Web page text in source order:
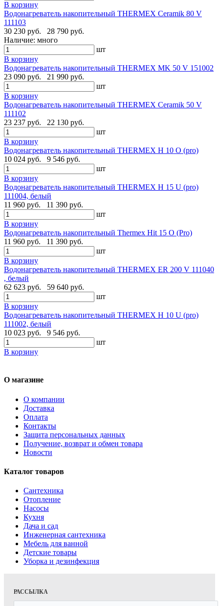
В корзину
Водонагреватель накопительный THERMEX Ceramik 80 V
111103
30 230 руб.
28 790 руб.
Наличие: много
шт
В корзину
Водонагреватель накопительный THERMEX MK 50 V 151002
23 090 руб.
21 990 руб.
шт
В корзину
Водонагреватель накопительный THERMEX Ceramik 50 V
111102
23 237 руб.
22 130 руб.
шт
В корзину
Водонагреватель накопительный THERMEX H 10 O (pro)
10 024 руб.
9 546 руб.
шт
В корзину
Водонагреватель накопительный THERMEX H 15 U (pro)
111004, белый
11 960 руб.
11 390 руб.
шт
В корзину
Водонагреватель накопительный Thermex Hit 15 O (Pro)
11 960 руб.
11 390 руб.
шт
В корзину
Водонагреватель накопительный THERMEX ER 200 V 111040
, белый
62 623 руб.
59 640 руб.
шт
В корзину
Водонагреватель накопительный THERMEX H 10 U (pro)
111002, белый
10 023 руб.
9 546 руб.
шт
В корзину
О магазине
О компании
Доставка
Оплата
Контакты
Защита персональных данных
Получение, возврат и обмен товара
Новости
Каталог товаров
Сантехника
Отопление
Насосы
Кухня
Дача и сад
Инженерная сантехника
Мебель для ванной
Детские товары
Уборка и дезинфекция
РАССЫЛКА